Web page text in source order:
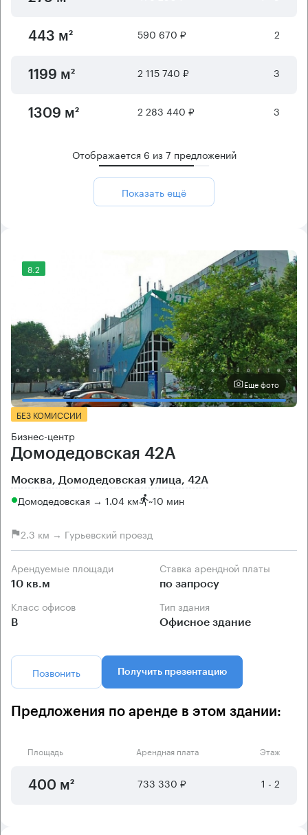
443 м² 590 670 ₽ 2
1199 м² 2 115 740 ₽ 3
1309 м² 2 283 440 ₽ 3
Отображается 6 из7 предложений
Показать ещё
8.2
Еще фото
БЕЗ КОМИССИИ
Бизнес-центр
Домодедовская 42А
Москва, Домодедовская улица, 42А
Домодедовская → 1.04 км ~10 мин
2.3 км → Гурьевский проезд
Арендуемые площади
10 кв.м
Ставка арендной платы
по запросу
Класс офисов
B
Тип здания
Офисное здание
Позвонить Получить презентацию
Предложения по аренде в этом здании:
Площадь Арендная плата Этаж
400 м² 733 330 ₽ 1 - 2